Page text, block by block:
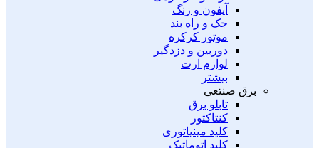
آیفون و زنگ
جک و راه بند
موتور کرکره
دوربین و دزدگیر
لوازم ارت
بیشتر
برق صنتعی
تابلو برق
کنتاکتور
کلید مینیاتوری
کلید اتوماتیک